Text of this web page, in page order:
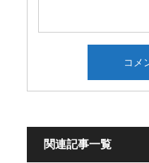
関連記事一覧